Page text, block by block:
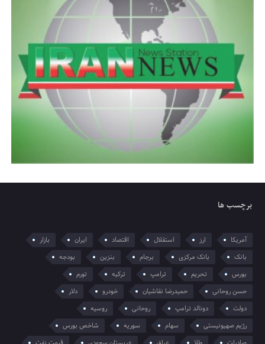
برچسب ها
آمریکا ارز استقلال اقتصاد ایران
بازار
بانک
بانک مرکزی برجام بنزین
بودجه
بورس
تحریم ترامپ ترکیه
تورم
حسن روحانی
حمیدرضا نقاشیان خودرو
دلار
دولت
دونالد ترامپ روحانی
روسیه
رژیم صهیونیستی
سهام سوریه
شاخص بورس